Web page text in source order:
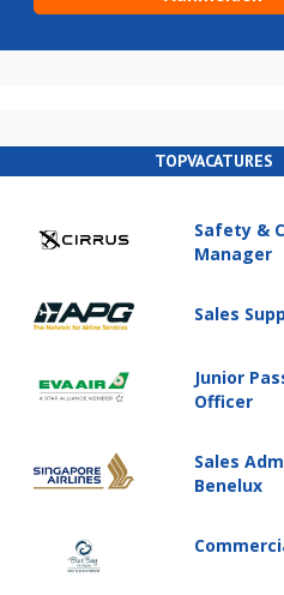
TOPVACATURES
Safety &
Manager
Sales
Junior
Officer
Sales
Benelux